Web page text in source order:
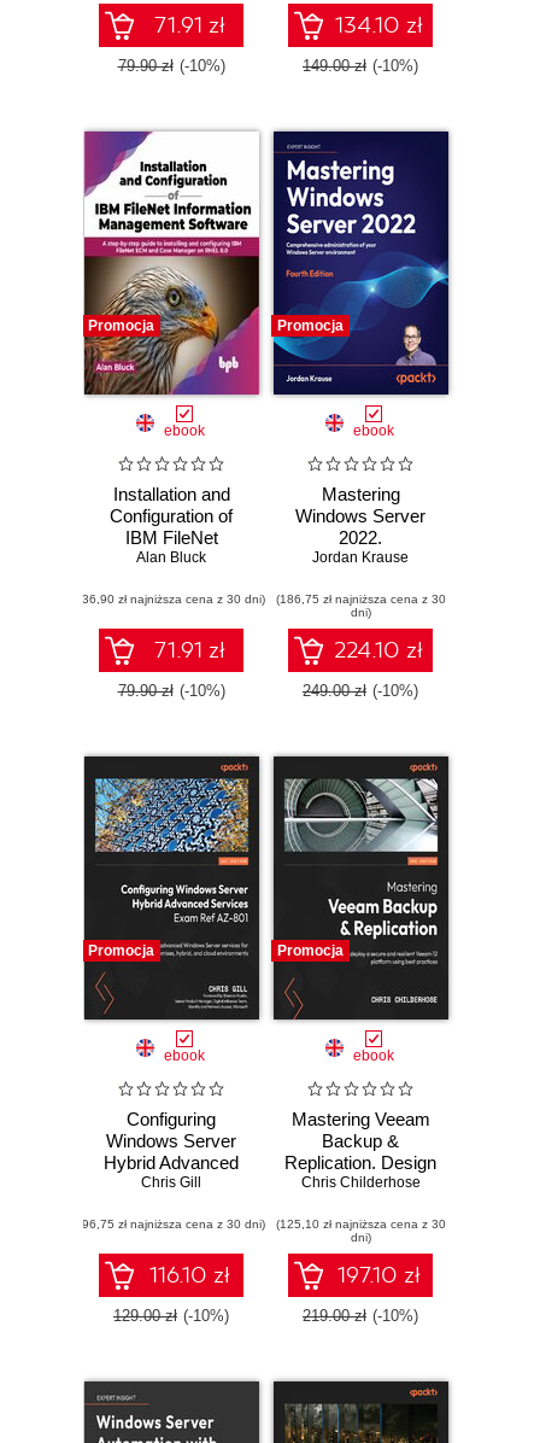
71.91 zł
79.90 zł (-10%)
Windows 365
Cloud PCs
134.10 zł
149.00 zł (-10%)
Promocja
ebook
Installation and
Configuration of
IBM FileNet
Information
Software
Alan Bluck
(36,90 zł najniższa cena z 30 dni)
71.91 zł
79.90 zł (-10%)
Promocja
ebook
Mastering
Windows Server
2022.
Comprehensive
your Windows
Server
environment -
Fourth Edition
Jordan Krause
(186,75 zł najniższa cena z 30
dni)
224.10 zł
249.00 zł (-10%)
Promocja
ebook
Configuring
Windows Server
Hybrid Advanced
Services Exam
Configure
advanced
Windows Server
services for on-
premises, hybrid,
Chris Gill
(96,75 zł najniższa cena z 30 dni)
116.10 zł
129.00 zł (-10%)
Promocja
ebook
Mastering Veeam
Backup &
Replication. Design
and deploy a
resilient Veeam 12
platform using best
practices - Third
Edition
Chris Childerhose
(125,10 zł najniższa cena z 30
dni)
197.10 zł
219.00 zł (-10%)